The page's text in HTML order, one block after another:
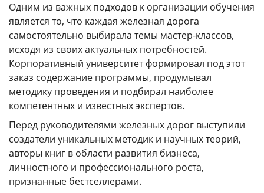
Одним из важных подходов к организации обучения
является то, что каждая железная дорога
самостоятельно выбирала темы мастер-классов,
исходя из своих актуальных потребностей.
Корпоративный университет формировал под этот
заказ содержание программы, продумывал
методику проведения и подбирал наиболее
компетентных и известных экспертов.
Перед руководителями железных дорог выступили
создатели уникальных методик и научных теорий,
авторы книг в области развития бизнеса,
личностного и профессионального роста,
признанные бестселлерами.